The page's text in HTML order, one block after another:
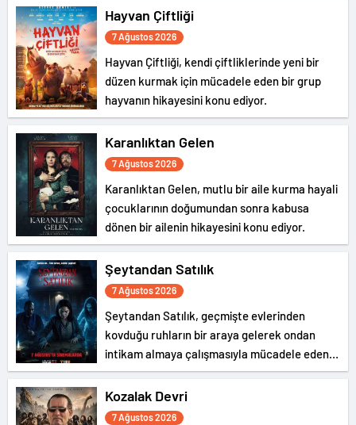
başlıyor.
Hayvan Çiftliği
7 Ağustos 2026
Hayvan Çiftliği, kendi çiftliklerinde yeni bir
düzen kurmak için mücadele eden bir grup
hayvanın hikayesini konu ediyor.
Karanlıktan Gelen
7 Ağustos 2026
Karanlıktan Gelen, mutlu bir aile kurma hayali
çocuklarının doğumundan sonra kabusa
dönen bir ailenin hikayesini konu ediyor.
Şeytandan Satılık
7 Ağustos 2026
Şeytandan Satılık, geçmişte evlerinden
kovduğu ruhların bir araya gelerek ondan
intikam almaya çalışmasıyla mücadele eden
bir şeytan kovucunun hikayesini konu ediyor.
Kozalak Devri
7 Ağustos 2026